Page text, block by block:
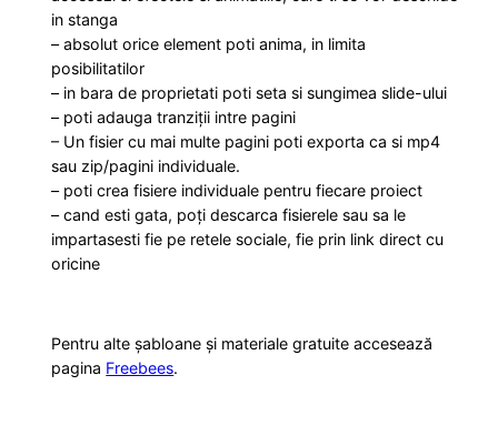
in stanga
– absolut orice element poti anima, in limita
posibilitatilor
– in bara de proprietati poti seta si sungimea slide-ului
– poti adauga tranziții intre pagini
– Un fisier cu mai multe pagini poti exporta ca si mp4
sau zip/pagini individuale.
– poti crea fisiere individuale pentru fiecare proiect
– cand esti gata, poți descarca fisierele sau sa le
impartasesti fie pe retele sociale, fie prin link direct cu
oricine
Pentru alte șabloane și materiale gratuite accesează
pagina Freebees.